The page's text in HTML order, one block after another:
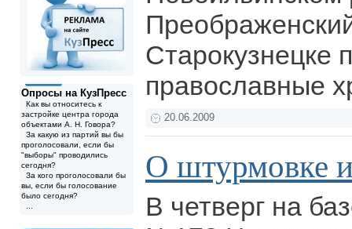
Опросы на КузПресс
Как вы относитесь к
застройке центра города
объектами А. Н. Говора?
За какую из партий вы бы
проголосовали, если бы
"выборы" проводились
сегодня?
За кого проголосовали бы
вы, если бы голосование
было сегодня?
Старокузнецке
православные
20.06.2009
О штурмовке
В четверг на